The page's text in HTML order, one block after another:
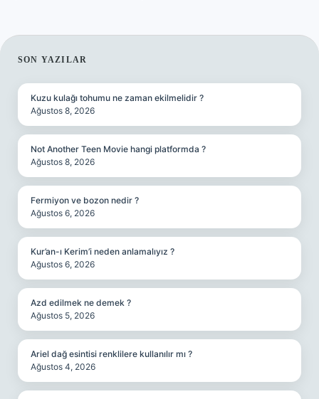
SIDEBAR
SON YAZILAR
Kuzu kulağı tohumu ne zaman ekilmelidir ?
Ağustos 8, 2026
Not Another Teen Movie hangi platformda ?
Ağustos 8, 2026
Fermiyon ve bozon nedir ?
Ağustos 6, 2026
Kur’an-ı Kerim’i neden anlamalıyız ?
Ağustos 6, 2026
Azd edilmek ne demek ?
Ağustos 5, 2026
Ariel dağ esintisi renklilere kullanılır mı ?
Ağustos 4, 2026